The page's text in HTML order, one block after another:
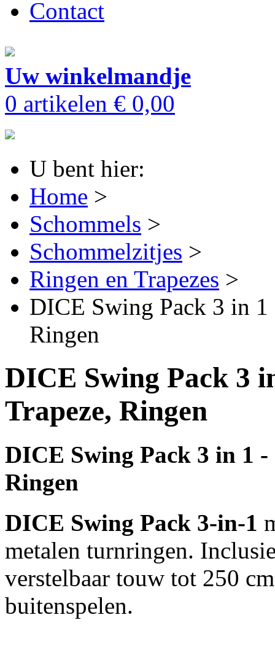
Contact
Uw winkelmandje
0 artikelen € 0,00
U bent hier:
Home >
Schommels >
Schommelzitjes >
Ringen en Trapezes >
DICE Swing Pack 3 in 1
Ringen
DICE Swing Pack 3
Trapeze, Ringen
DICE Swing Pack 3 in 1 -
Ringen
DICE Swing Pack 3-in-1
metalen turnringen.
verstelbaar touw tot 250
buitenspelen.